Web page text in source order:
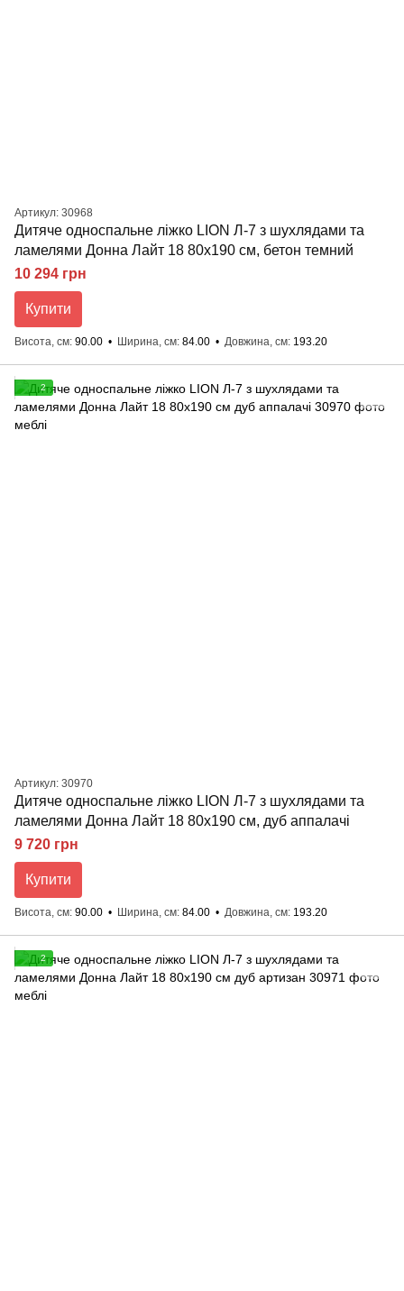
Артикул: 30968
Дитяче односпальне ліжко LION Л-7 з шухлядами та
ламелями Донна Лайт 18 80x190 см, бетон темний
10 294 грн
Купити
Висота, см 90.00 Ширина, см 84.00 Довжина, см 193.20
2
Артикул: 30970
Дитяче односпальне ліжко LION Л-7 з шухлядами та
ламелями Донна Лайт 18 80x190 см, дуб аппалачі
9 720 грн
Купити
Висота, см 90.00 Ширина, см 84.00 Довжина, см 193.20
2